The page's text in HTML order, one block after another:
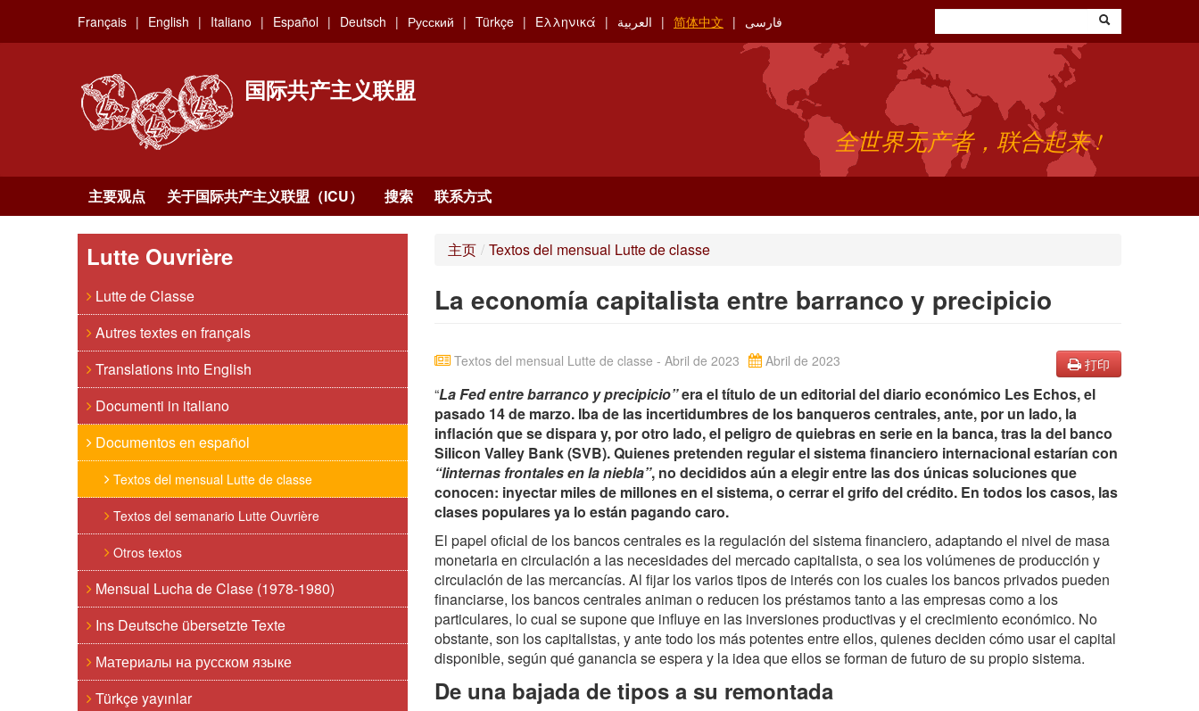
main
Français English Italiano Español Deutsch Русский Türkçe Ελληνικά العربية 简体中文 فارسی
国际共产主义联盟
全世界无产者，联合起来 !
主要观点 关于国际共产主义联盟（ICU） 搜索 联系方式
Lutte Ouvrière
Lutte de Classe
Autres textes en français
Translations into English
Documenti in italiano
Documentos en español
Textos del mensual Lutte de classe
Textos del semanario Lutte Ouvrière
Otros textos
Mensual Lucha de Clase (1978-1980)
Ins Deutsche übersetzte Texte
Материалы на русском языке
Türkçe yayınlar
主页 / Textos del mensual Lutte de classe
La economía capitalista entre barranco y precipicio
打印
Textos del mensual Lutte de classe - Abril de 2023 Abril de 2023
“La Fed entre barranco y precipicio”era el título de un editorial del diario económico Les Echos, el
pasado 14 de marzo. Iba de las incertidumbres de los banqueros centrales, ante, por un lado, la
inflación que se dispara y, por otro lado, el peligro de quiebras en serie en la banca, tras la del banco
Silicon Valley Bank (SVB). Quienes pretenden regular el sistema financiero internacional estarían con
“linternas frontales en la niebla”, no decididos aún a elegir entre las dos únicas soluciones que
conocen: inyectar miles de millones en el sistema, o cerrar el grifo del crédito. En todos los casos, las
clases populares ya lo están pagando caro.
El papel oficial de los bancos centrales es la regulación del sistema financiero, adaptando el nivel de masa
monetaria en circulación a las necesidades del mercado capitalista, o sea los volúmenes de producción y
circulación de las mercancías. Al fijar los varios tipos de interés con los cuales los bancos privados pueden
financiarse, los bancos centrales animan o reducen los préstamos tanto a las empresas como a los
particulares, lo cual se supone que influye en las inversiones productivas y el crecimiento económico. No
obstante, son los capitalistas, y ante todo los más potentes entre ellos, quienes deciden cómo usar el capital
disponible, según qué ganancia se espera y la idea que ellos se forman de futuro de su propio sistema.
De una bajada de tipos a su remontada